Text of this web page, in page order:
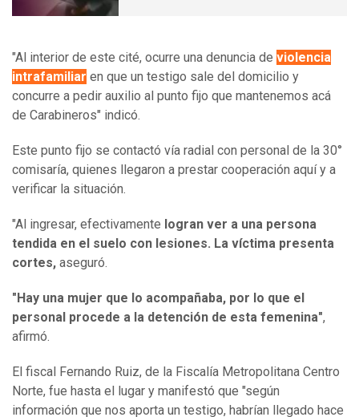
"Al interior de este cité, ocurre una denuncia de violencia
intrafamiliar en que un testigo sale del domicilio y
concurre a pedir auxilio al punto fijo que mantenemos acá
de Carabineros" indicó.
Este punto fijo se contactó vía radial con personal de la 30°
comisaría, quienes llegaron a prestar cooperación aquí y a
verificar la situación.
"Al ingresar, efectivamente logran ver a una persona
tendida en el suelo con lesiones. La víctima presenta
cortes, aseguró.
"Hay una mujer que lo acompañaba, por lo que el
personal procede a la detención de esta femenina",
afirmó.
El fiscal Fernando Ruiz, de la Fiscalía Metropolitana Centro
Norte, fue hasta el lugar y manifestó que "según
información que nos aporta un testigo, habrían llegado hace